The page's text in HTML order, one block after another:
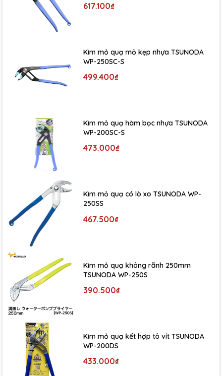
617.100₫
Kìm mỏ quạ mỏ kẹp nhựa TSUNODA
WP-250SC-S
499.400₫
Kìm mỏ quạ hàm bọc nhựa TSUNODA
WP-200SC-S
473.000₫
Kìm mỏ quạ có lò xo TSUNODA WP-
250SS
467.500₫
Kìm mỏ quạ không rãnh 250mm
TSUNODA WP-250S
390.500₫
Kìm mỏ quạ kết hợp tô vít TSUNODA
WP-200DS
433.000₫